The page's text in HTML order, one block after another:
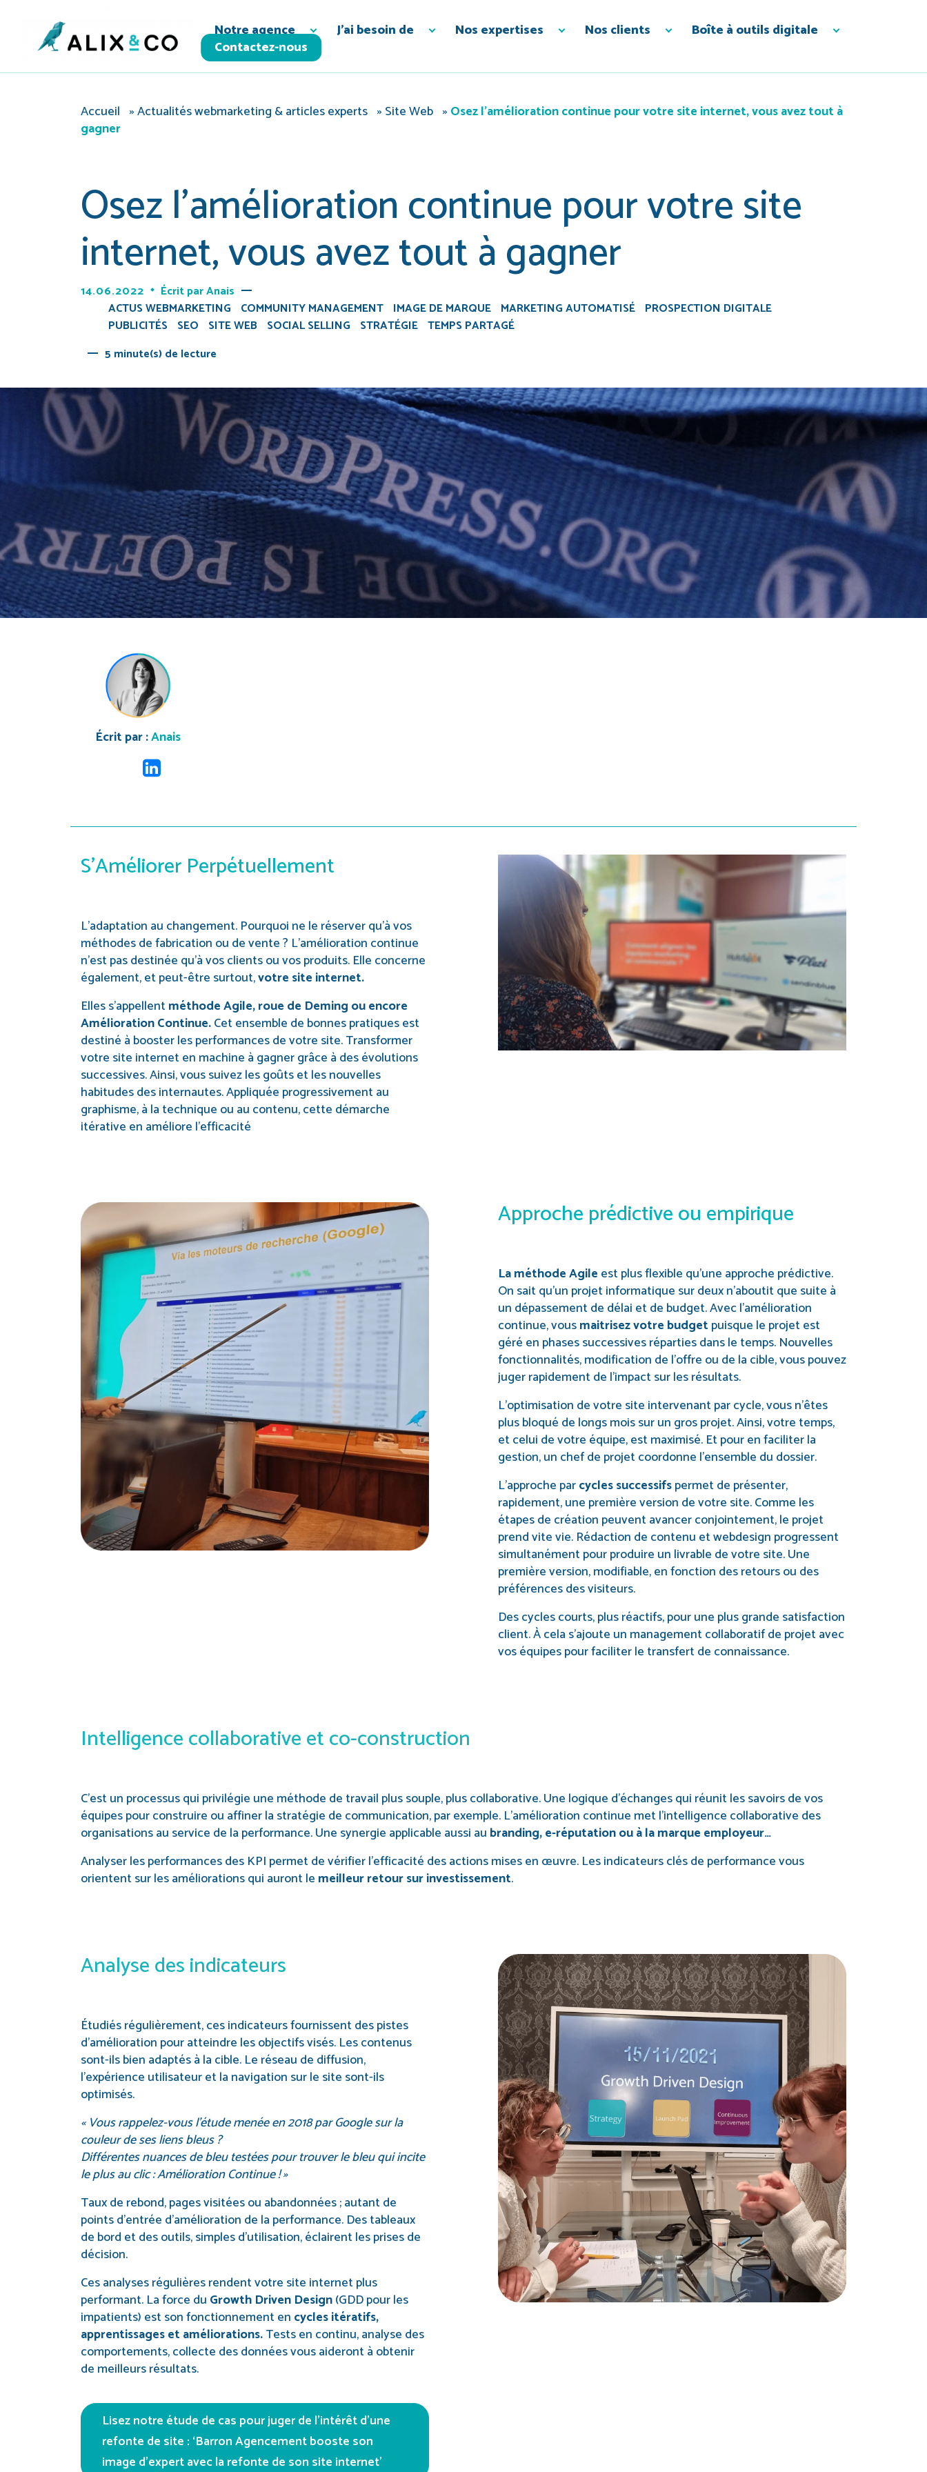
Notre agence J’ai besoin de Nos expertises Nos clients
Boîte à outils digitale
Contactez-nous
Accueil »Actualités webmarketing & articles experts » Site Web » Osez l’amélioration continue pour votre site internet, vous avez tout à
gagner
Osez l’amélioration continue pour votre site
internet, vous avez tout à gagner
14.06.2022 Écrit parAnais
ACTUS WEBMARKETING COMMUNITY MANAGEMENT IMAGE DE MARQUE MARKETING AUTOMATISÉ PROSPECTION DIGITALE
PUBLICITÉS SEO SITE WEB SOCIAL SELLING STRATÉGIE TEMPS PARTAGÉ
5 minute(s) de lecture
Écrit par :Anais
S’Améliorer Perpétuellement
L’adaptation au changement. Pourquoi ne le réserver qu’à vos
méthodes de fabrication ou de vente ? L’amélioration continue
n’est pas destinée qu’à vos clients ou vos produits. Elle concerne
également, et peut-être surtout,votre site internet.
Elles s’appellentméthode Agile, roue de Deming ou encore
Amélioration Continue.Cet ensemble de bonnes pratiques est
destiné à booster les performances de votre site. Transformer
votre site internet en machine à gagner grâce à des évolutions
successives. Ainsi, vous suivez les goûts et les nouvelles
habitudes des internautes. Appliquée progressivement au
graphisme, à la technique ou au contenu, cette démarche
itérative en améliore l’efficacité
Approche prédictive ou empirique
La méthode Agile est plus flexible qu’une approche prédictive.
On sait qu’un projet informatique sur deux n’aboutit que suite à
un dépassement de délai et de budget. Avec l’amélioration
continue, vousmaitrisez votre budgetpuisque le projet est
géré en phases successives réparties dans le temps. Nouvelles
fonctionnalités, modification de l’offre ou de la cible, vous pouvez
juger rapidement de l’impact sur les résultats.
L’optimisation de votre site intervenant par cycle, vous n’êtes
plus bloqué de longs mois sur un gros projet. Ainsi, votre temps,
et celui de votre équipe, est maximisé. Et pour en faciliter la
gestion, un chef de projet coordonne l’ensemble du dossier.
L’approche parcycles successifspermet de présenter,
rapidement, une première version de votre site. Comme les
étapes de création peuvent avancer conjointement, le projet
prend vite vie. Rédaction de contenu et webdesign progressent
simultanément pour produire un livrable de votre site. Une
première version, modifiable, en fonction des retours ou des
préférences des visiteurs.
Des cycles courts, plus réactifs, pour une plus grande satisfaction
client. À cela s’ajoute un management collaboratif de projet avec
vos équipes pour faciliter le transfert de connaissance.
Intelligence collaborative et co-construction
C’est un processus qui privilégie une méthode de travail plus souple, plus collaborative. Une logique d’échanges qui réunit les savoirs de vos
équipes pour construire ou affiner la stratégie de communication, par exemple. L’amélioration continue met l’intelligence collaborative des
organisations au service de la performance. Une synergie applicable aussi au branding, e-réputation ou à la marque employeur…
Analyser les performances des KPI permet de vérifier l’efficacité des actions mises en œuvre. Les indicateurs clés de performance vous
orientent sur les améliorations qui auront le meilleur retour sur investissement.
Analyse des indicateurs
Étudiés régulièrement, ces indicateurs fournissent des pistes
d’amélioration pour atteindre les objectifs visés. Les contenus
sont-ils bien adaptés à la cible. Le réseau de diffusion,
l’expérience utilisateur et la navigation sur le site sont-ils
optimisés.
« Vous rappelez-vous l’étude menée en 2018 par Google sur la
couleur de ses liens bleus ?
Différentes nuances de bleu testées pour trouver le bleu qui incite
le plus au clic :Amélioration Continue ! »
Taux de rebond, pages visitées ou abandonnées ; autant de
points d’entrée d’amélioration de la performance. Des tableaux
de bord et des outils, simples d’utilisation, éclairent les prises de
décision.
Ces analyses régulières rendent votre site internet plus
performant. La force du Growth Driven Design(GDD pour les
impatients) est son fonctionnement en cycles itératifs,
apprentissages et améliorations.Tests en continu, analyse des
comportements, collecte des données vous aideront à obtenir
de meilleurs résultats.
Lisez notre étude de cas pour juger de l’intérêt d’une
refonte de site : ‘Barron Agencement booste son
image d’expert avec la refonte de son site internet’